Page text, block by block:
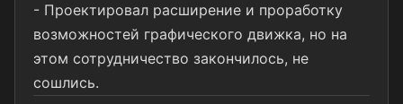
- Проектировал расширение и проработку
возможностей графического движка, но на
этом сотрудничество закончилось, не
сошлись.